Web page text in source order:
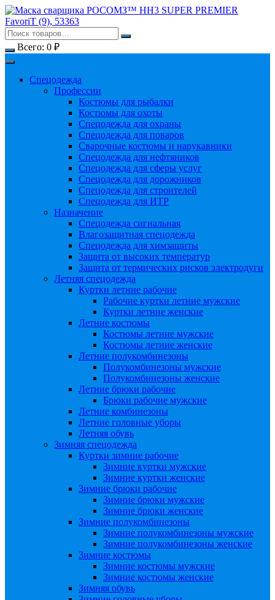
Перейти
к
содержимому
Всего: 0 ₽
Спецодежда
Профессии
Костюмы для рыбалки
Костюмы для охоты
Спецодежда для охраны
Спецодежда для поваров
Сварочные костюмы и нарукавники
Спецодежда для нефтяников
Спецодежда для сферы услуг
Спецодежда для дорожников
Спецодежда для строителей
Спецодежда для ИТР
Назначение
Спецодежда сигнальная
Влагозащитная спецодежда
Спецодежда для химзащиты
Защита от высоких температур
Защита от термических рисков электродуги
Летняя спецодежда
Куртки летние рабочие
Рабочие куртки летние мужские
Куртки летние женские
Летние костюмы
Костюмы летние мужские
Костюмы летние женские
Летние полукомбинезоны
Полукомбинезоны мужские
Полукомбинезоны женские
Летние брюки рабочие
Брюки рабочие мужские
Летние комбинезоны
Летние головные уборы
Летняя обувь
Зимняя спецодежда
Куртки зимние рабочие
Зимние куртки мужские
Зимние куртки женские
Зимние брюки рабочие
Зимние брюки мужские
Зимние брюки женские
Зимние полукомбинезоны
Зимние полукомбинезоны мужские
Зимние полукомбинезоны женские
Зимние костюмы
Зимние костюмы мужские
Зимние костюмы женские
Зимняя обувь